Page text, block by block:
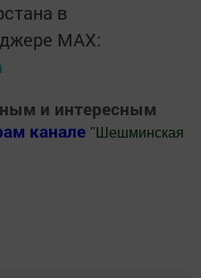
в
MАХ:
и интересным
канале " Шешминская